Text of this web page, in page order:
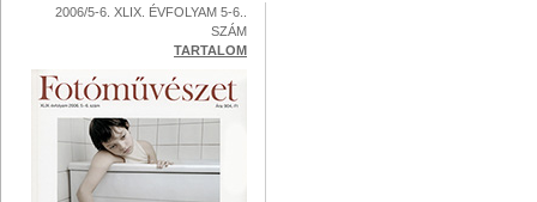
2006/5-6. XLIX. ÉVFOLYAM 5-6..
SZÁM
TARTALOM